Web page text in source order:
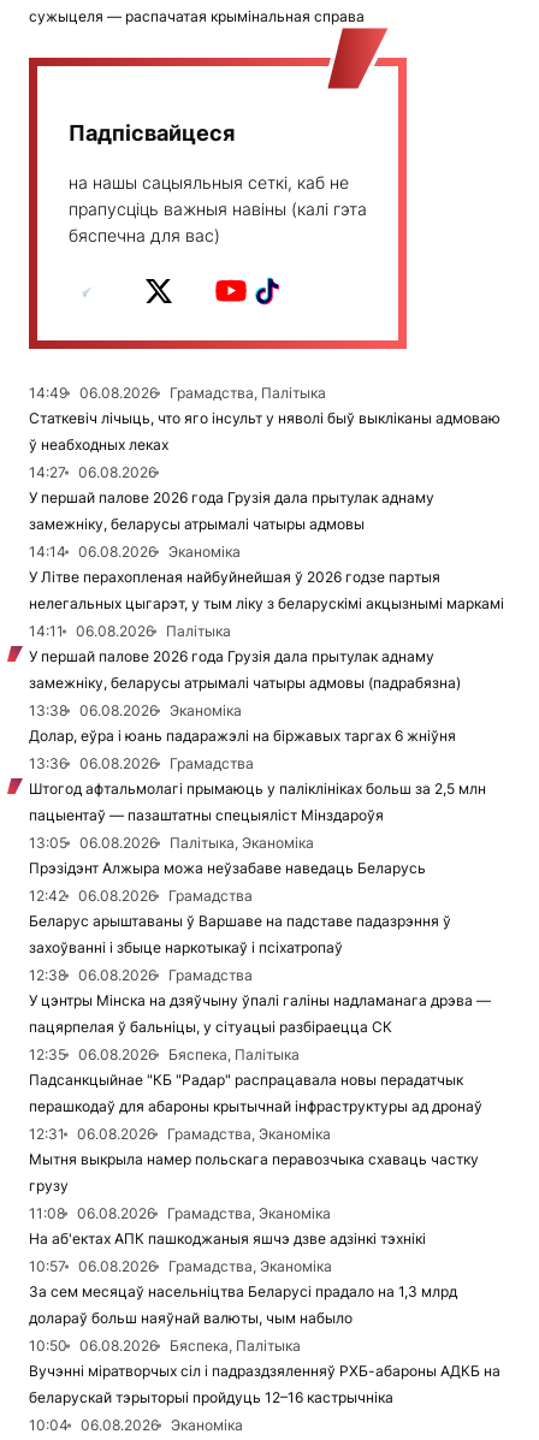
сужыцеля — распачатая крымінальная справа
Падпісвайцеся
на нашы сацыяльныя сеткі, каб не
прапусціць важныя навіны (калі гэта
бяспечна для вас)
14:49 06.08.2026
Грамадства, Палітыка
Статкевіч лічыць, что яго інсульт у няволі быў выкліканы адмоваю
ў неабходных леках
14:27
06.08.2026
У першай палове 2026 года Грузія дала прытулак аднаму
замежніку, беларусы атрымалі чатыры адмовы
14:14
06.08.2026
Эканоміка
У Літве перахопленая найбуйнейшая ў 2026 годзе партыя
нелегальных цыгарэт, у тым ліку з беларускімі акцызнымі маркамі
14:11
06.08.2026
Палітыка
У першай палове 2026 года Грузія дала прытулак аднаму
замежніку, беларусы атрымалі чатыры адмовы (падрабязна)
13:38
06.08.2026
Эканоміка
Долар, еўра і юань падаражэлі на біржавых таргах 6 жніўня
13:36
06.08.2026
Грамадства
Штогод афтальмолагі прымаюць у паліклініках больш за 2,5 млн
пацыентаў — пазаштатны спецыяліст Мінздароўя
13:05
06.08.2026
Палітыка, Эканоміка
Прэзідэнт Алжыра можа неўзабаве наведаць Беларусь
12:42
06.08.2026
Грамадства
Беларус арыштаваны ў Варшаве на падставе падазрэння ў
захоўванні і збыце наркотыкаў і псіхатропаў
12:38
06.08.2026
Грамадства
У цэнтры Мінска на дзяўчыну ўпалі галіны надламанага дрэва —
пацярпелая ў бальніцы, у сітуацыі разбіраецца СК
12:35
06.08.2026
Бяспека, Палітыка
Падсанкцыйнае "КБ "Радар" распрацавала новы перадатчык
перашкодаў для абароны крытычнай інфраструктуры ад дронаў
12:31
06.08.2026
Грамадства, Эканоміка
Мытня выкрыла намер польскага перавозчыка схаваць частку
грузу
11:08
06.08.2026
Грамадства, Эканоміка
На аб'ектах АПК пашкоджаныя яшчэ дзве адзінкі тэхнікі
10:57
06.08.2026
Грамадства, Эканоміка
За сем месяцаў насельніцтва Беларусі прадало на 1,3 млрд
долараў больш наяўнай валюты, чым набыло
10:50
06.08.2026
Бяспека, Палітыка
Вучэнні міратворчых сіл і падраздзяленняў РХБ-абароны АДКБ на
беларускай тэрыторыі пройдуць 12–16 кастрычніка
10:04
06.08.2026
Эканоміка